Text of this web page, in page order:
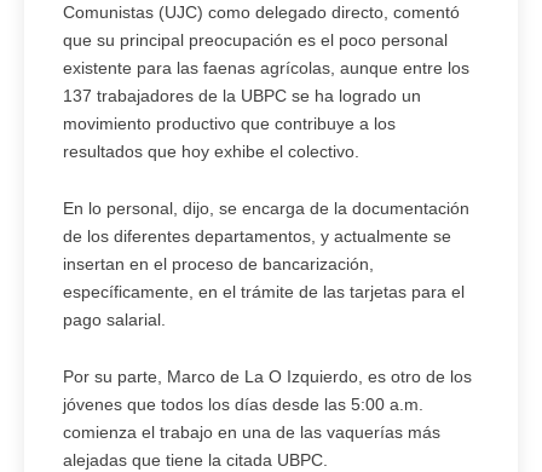
Comunistas (UJC) como delegado directo, comentó
que su principal preocupación es el poco personal
existente para las faenas agrícolas, aunque entre los
137 trabajadores de la UBPC se ha logrado un
movimiento productivo que contribuye a los
resultados que hoy exhibe el colectivo.
En lo personal, dijo, se encarga de la documentación
de los diferentes departamentos, y actualmente se
insertan en el proceso de bancarización,
específicamente, en el trámite de las tarjetas para el
pago salarial.
Por su parte, Marco de La O Izquierdo, es otro de los
jóvenes que todos los días desde las 5:00 a.m.
comienza el trabajo en una de las vaquerías más
alejadas que tiene la citada UBPC.